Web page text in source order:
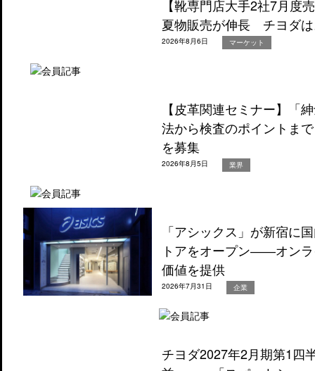
【靴専門店大手2社7月度
夏物販売が伸長 チヨダ
2026年8月6日 マーケット
【皮革関連セミナー】「
法から検査のポイントま
を募集
2026年8月5日 業界
「アシックス」が新宿に
トアをオープン――オン
価値を提供
2026年7月31日 企業
チヨダ2027年2月期第1四